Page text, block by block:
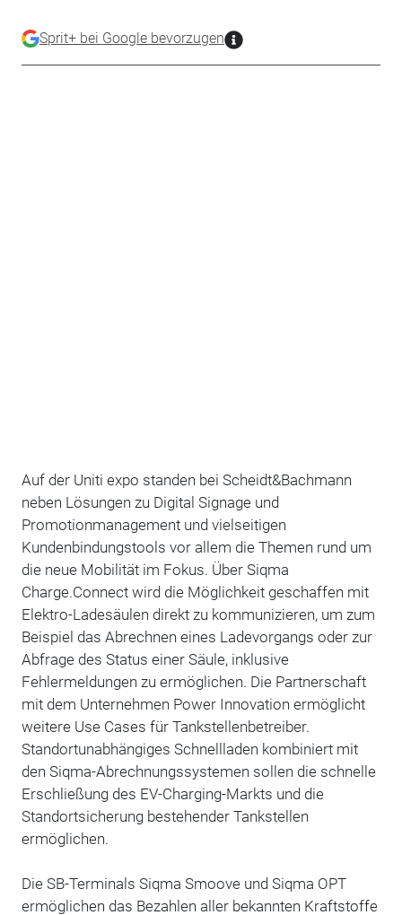
Sprit+ bei Google bevorzugen
Auf der Uniti expo standen bei Scheidt&Bachmann
neben Lösungen zu Digital Signage und
Promotionmanagement und vielseitigen
Kundenbindungstools vor allem die Themen rund um
die neue Mobilität im Fokus. Über Siqma
Charge.Connect wird die Möglichkeit geschaffen mit
Elektro-Ladesäulen direkt zu kommunizieren, um zum
Beispiel das Abrechnen eines Ladevorgangs oder zur
Abfrage des Status einer Säule, inklusive
Fehlermeldungen zu ermöglichen. Die Partnerschaft
mit dem Unternehmen Power Innovation ermöglicht
weitere Use Cases für Tankstellenbetreiber.
Standortunabhängiges Schnellladen kombiniert mit
den Siqma-Abrechnungssystemen sollen die schnelle
Erschließung des EV-Charging-Markts und die
Standortsicherung bestehender Tankstellen
ermöglichen.
Die SB-Terminals Siqma Smoove und Siqma OPT
ermöglichen das Bezahlen aller bekannten Kraftstoffe